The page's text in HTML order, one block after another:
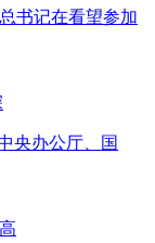
书记在看望参加
央办公厅、国